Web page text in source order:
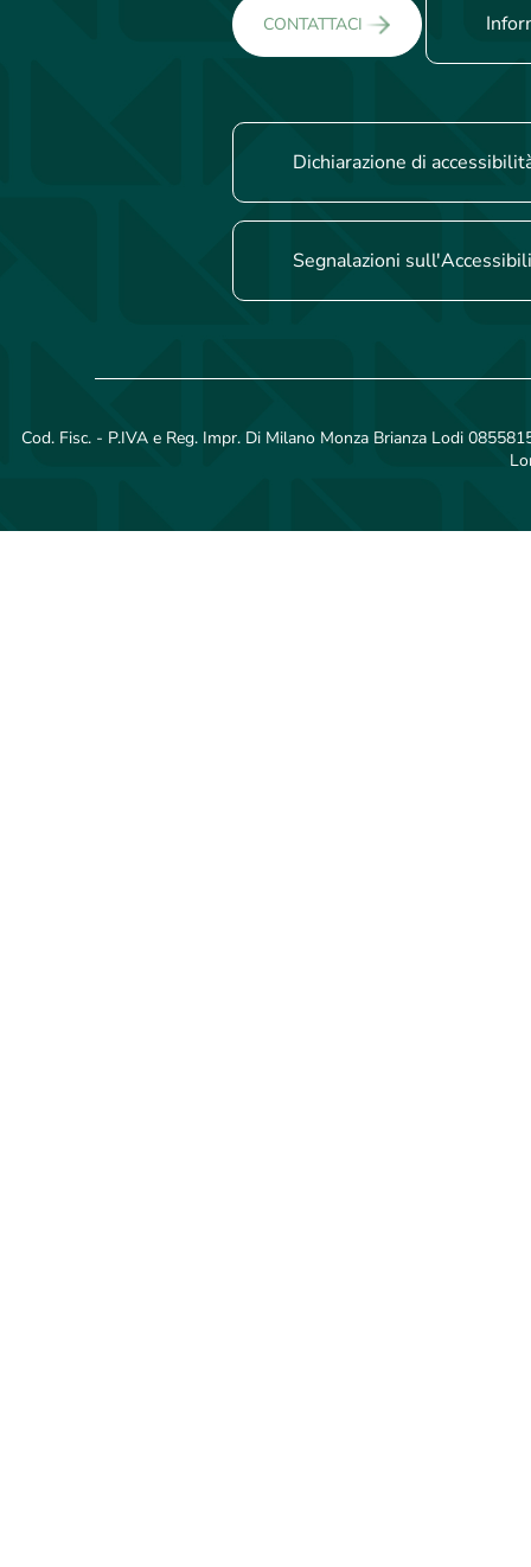
CONTATTACI
Dichiarazione di
Segnalazioni
Cod. Fisc. - P.IVA e Reg. Impr. Di Milano Monza Brianza Lodi